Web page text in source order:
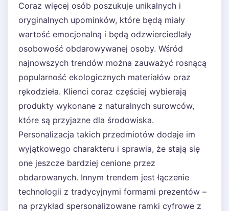
Coraz więcej osób poszukuje unikalnych i
oryginalnych upominków, które będą miały
wartość emocjonalną i będą odzwierciedlały
osobowość obdarowywanej osoby. Wśród
najnowszych trendów można zauważyć rosnącą
popularność ekologicznych materiałów oraz
rękodzieła. Klienci coraz częściej wybierają
produkty wykonane z naturalnych surowców,
które są przyjazne dla środowiska.
Personalizacja takich przedmiotów dodaje im
wyjątkowego charakteru i sprawia, że stają się
one jeszcze bardziej cenione przez
obdarowanych. Innym trendem jest łączenie
technologii z tradycyjnymi formami prezentów –
na przykład spersonalizowane ramki cyfrowe z